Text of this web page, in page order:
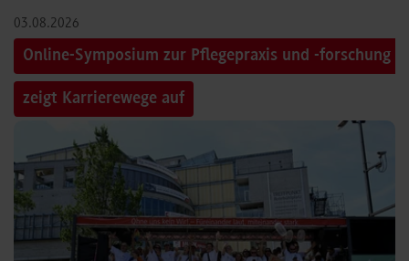
03.08.2026
Online-Symposium zur Pflegepraxis und -forschung
zeigt Karrierewege auf